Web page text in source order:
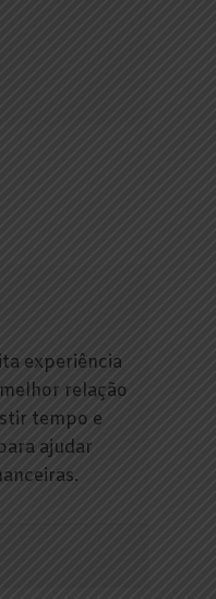
experiência
relação
tempo e
ajudar